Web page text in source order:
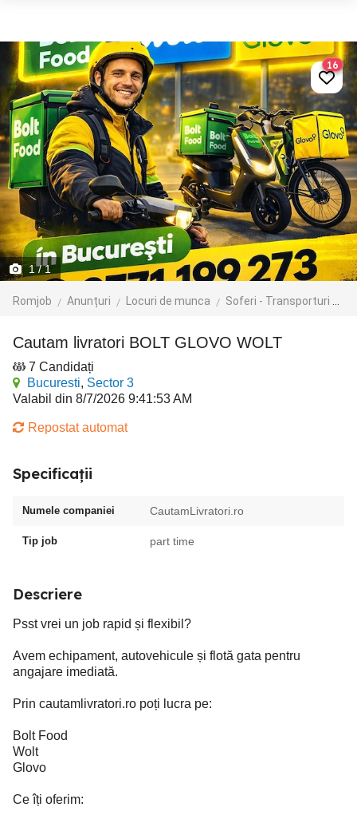
1 / 1
Romjob Anunțuri Locuri de munca Soferi - Transporturi
16
Cautam livratori BOLT GLOVO WOLT
7 Candidați
Bucuresti, Sector 3
Valabil din 8/7/2026 9:41:53 AM
Repostat automat
Specificații
Numele companiei CautamLivratori.ro
Tip job part time
Descriere
Psst vrei un job rapid și flexibil?
Avem echipament, autovehicule și flotă gata pentru
angajare imediată.
Prin cautamlivratori.ro poți lucra pe:
Bolt Food
Wolt
Glovo
Ce îți oferim: